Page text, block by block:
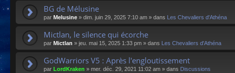
BG de Mélusine
par Melusine » dim. juin 29, 2025 7:10 am » dans Les Chevaliers d'Athéna
Mictlan, le silence qui écorche
par Mictlan » jeu. mai 15, 2025 1:33 pm » dans Les Chevaliers d'Athéna
GodWarriors V5 : Après l'engloutissement
par LordKraken » mer. déc. 29, 2021 11:02 am » dans Discussions